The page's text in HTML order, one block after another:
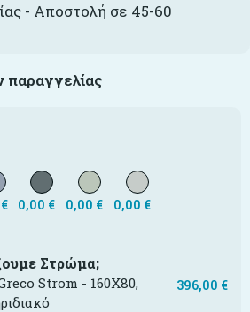
- Αποστολή σε 45-60
παραγγελίας
€ 0,00 € 0,00 € 0,00 €
Στρώμα;
Strom - 160X80,
396,00 €